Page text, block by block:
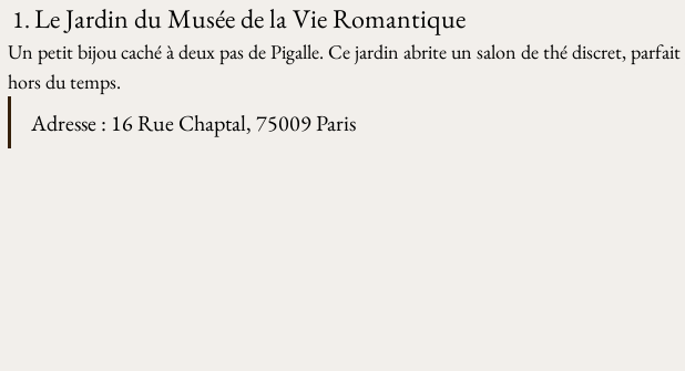
1. Le Jardin du Musée de la Vie Romantique
Un petit bijou caché à deux pas de Pigalle. Ce jardin abrite un salon de thé discret,
hors du temps.
Adresse : 16 Rue Chaptal, 75009 Paris